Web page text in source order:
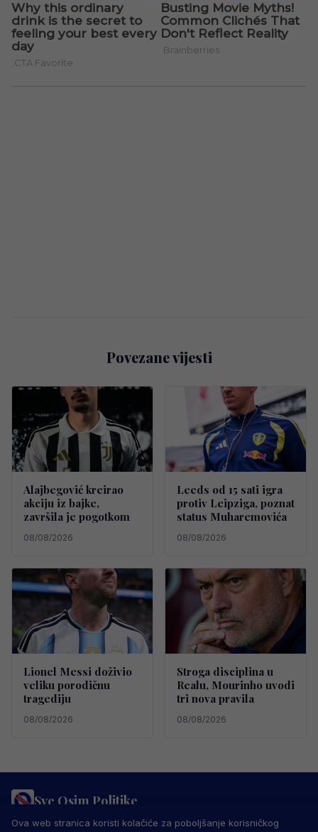
Povezane vijesti
Alajbegović kreirao
akciju iz bajke,
završila je pogotkom
08/08/2026
Leeds od 15 sati igra
protiv Leipziga, poznat
status Muharemovića
08/08/2026
Lionel Messi doživio
veliku porodičnu
tragediju
08/08/2026
Stroga disciplina u
Realu, Mourinho uvodi
tri nova pravila
08/08/2026
Sve Osim Politike
PRAVILA PRIVATNOSTI MARKETING
USLOVI KORIŠTENJA
Ova web stranica koristi kolačiće za poboljšanje korisničkog